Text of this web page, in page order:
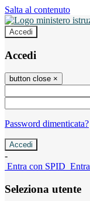
Salta al contenuto
Accedi
Accedi
button close ×
Password dimenticata?
-
Entra con SPID
Seleziona utente